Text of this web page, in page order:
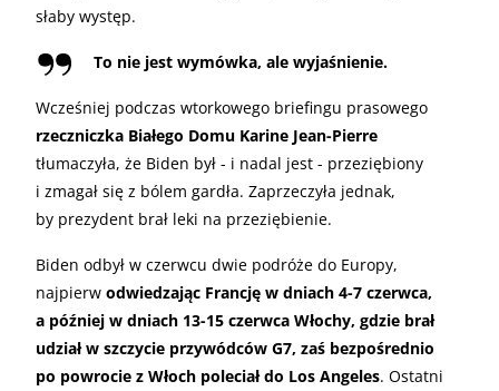
słaby występ.
To nie jest wymówka, ale wyjaśnienie.
Wcześniej podczas wtorkowego briefingu prasowego
rzeczniczka Białego Domu Karine Jean-Pierre
tłumaczyła, że Biden był - i nadal jest - przeziębiony
i zmagał się z bólem gardła. Zaprzeczyła jednak,
by prezydent brał leki na przeziębienie.
Biden odbył w czerwcu dwie podróże do Europy,
najpierw odwiedzając Francję w dniach 4-7 czerwca,
a później w dniach 13-15 czerwca Włochy, gdzie brał
udział w szczycie przywódców G7, zaś bezpośrednio
po powrocie z Włoch poleciał do Los Angeles. Ostatni